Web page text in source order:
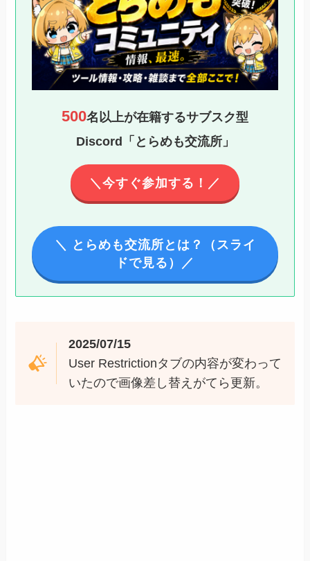
500名以上が在籍するサブスク型
Discord「とらめも交流所」
＼今すぐ参加する！／
＼ とらめも交流所とは？（スライ
ドで見る）／
2025/07/15
User Restrictionタブの内容が変わって
いたので画像差し替えがてら更新。